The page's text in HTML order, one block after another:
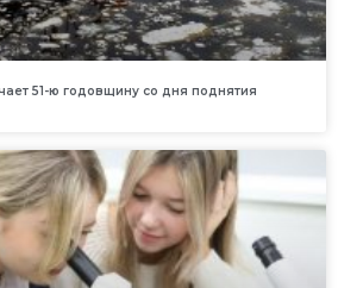
51-ю годовщину со дня поднятия